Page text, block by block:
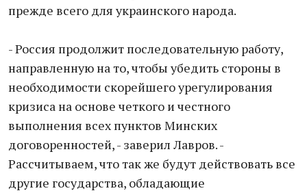
прежде всего для украинского народа.
- Россия продолжит последовательную работу,
направленную на то, чтобы убедить стороны в
необходимости скорейшего урегулирования
кризиса на основе четкого и честного
выполнения всех пунктов Минских
договоренностей, - заверил Лавров. -
Рассчитываем, что так же будут действовать все
другие государства, обладающие